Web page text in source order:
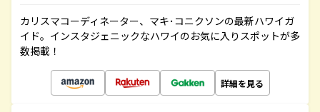
カリスマコーディネーター、マキ･コニクソンの最新ハワイガ
イド。インスタジェニックなハワイのお気に入りスポットが多
数掲載！
詳細を見る